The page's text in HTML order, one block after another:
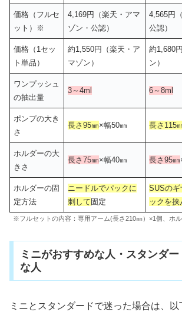
価格（フルセ
ット）※
4,169円（楽天・アマ
ゾン・公認）
4,565円
公認）
価格（1セッ
ト単品）
約1,550円（楽天・ア
マゾン）
約1,680
ン）
ワンプッシュ
の抽出量
3～4ml 6～8ml
ポンプの大き
さ
長さ95㎜×幅50㎜ 長さ115
ホルダーの大
きさ
長さ75㎜×幅40㎜ 長さ95㎜
ホルダーの固
定方法
ニードルでパックに
刺して固定
SUSの
ックを挟
※フルセットの内容：専用アーム(長さ210㎜）×1個、ホ
ミニがおすすめな人・スタンダ
な人
ミニとスタンダードで迷った場合は、